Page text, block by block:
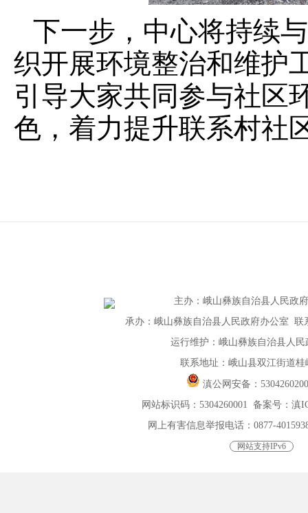
下一步，中心将持续
织开展环境整治和维护
引导大家共同参与社区
色，着力提升联系村社
主办： 峨山彝族自治县人民政
承办：峨山彝族自治县人民政府办公室 联
运行维护：峨山彝族自治县人民
联系地址：峨山县双江街道桂
滇公网安备：
网站标识码：5304260001 备案号：滇
网上有害信息举报电话：0877-
网站支持IPv6